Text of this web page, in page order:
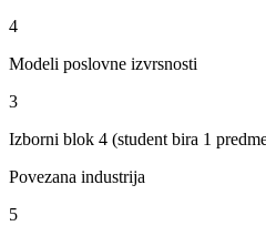
4
Modeli poslovne izvrsnosti
3
Izborni blok 4 (student bira 1
Povezana industrija
5